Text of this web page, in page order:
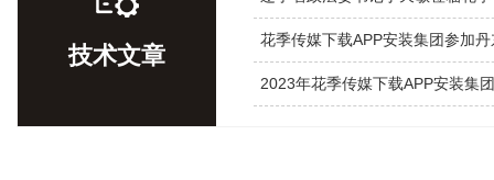
技术文章
2023年花季传媒下载APP安装集